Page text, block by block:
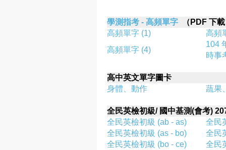
學測指考 - 高頻單字 （PDF 下
高頻單字 (1)
高頻
高頻單字 (4)
104
時事
高中英文單字圖卡
身體、動作
蔬果
全民英檢初級/ 國中基測(會考)
全民英檢初級 (ab - as)
全民
全民英檢初級 (as - bo)
全民
全民英檢初級 (bo - ce)
全民